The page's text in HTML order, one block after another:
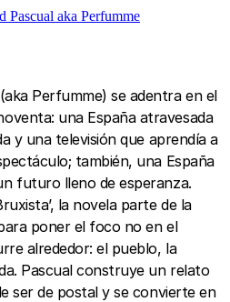
Pascual aka Perfumme
(aka Perfumme) se adentra en el
una España atravesada
y una televisión que aprendía a
también, una España
futuro lleno de esperanza.
la novela parte de la
poner el foco no en el
alrededor: el pueblo, la
Pascual construye un relato
ser de postal y se convierte en